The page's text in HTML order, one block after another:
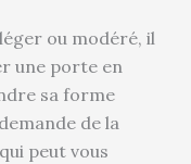
ou modéré, il
une porte en
sa forme
de la
peut vous